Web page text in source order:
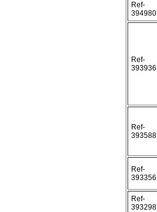
Ref-
394980
Ref-
393936
Ref-
393588
Ref-
393356
Ref-
393298